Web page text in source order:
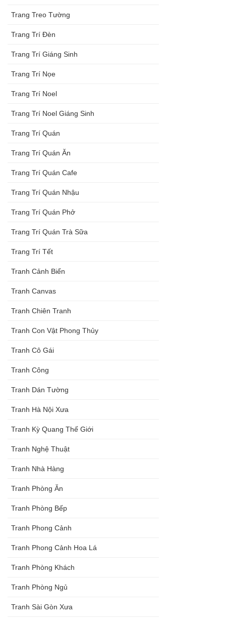
Trang Treo Tường
Trang Trí Đèn
Trang Trí Giáng Sinh
Trang Trí Nọe
Trang Trí Noel
Trang Trí Noel Giáng Sinh
Trang Trí Quán
Trang Trí Quán Ăn
Trang Trí Quán Cafe
Trang Trí Quán Nhậu
Trang Trí Quán Phở
Trang Trí Quán Trà Sữa
Trang Trí Tết
Tranh Cảnh Biển
Tranh Canvas
Tranh Chiên Tranh
Tranh Con Vật Phong Thủy
Tranh Cô Gái
Tranh Công
Tranh Dán Tường
Tranh Hà Nội Xưa
Tranh Kỳ Quang Thế Giới
Tranh Nghệ Thuật
Tranh Nhà Hàng
Tranh Phòng Ăn
Tranh Phòng Bếp
Tranh Phong Cảnh
Tranh Phong Cảnh Hoa Lá
Tranh Phòng Khách
Tranh Phòng Ngủ
Tranh Sài Gòn Xưa